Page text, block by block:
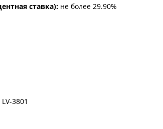
ставка): не более 29.90%
3801